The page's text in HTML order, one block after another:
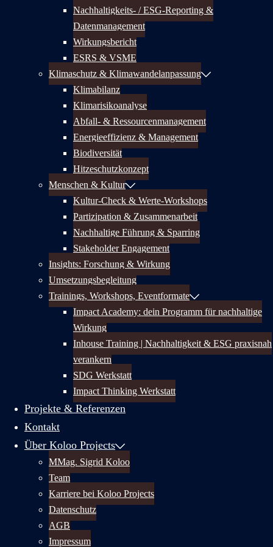
Nachhaltigkeits- / ESG-Reporting &
Datenmanagement
Wirkungsbericht
ESRS & VSME
Klimaschutz & Klimawandelanpassung
Klimabilanz
Klimarisikoanalyse
Abfall- & Ressourcenmanagement
Energieeffizienz & Management
Biodiversität
Hitzeschutzkonzept
Menschen & Kultur
Kultur-Check & Werte-Workshops
Partizipation & Zusammenarbeit
Nachhaltige Führung & Sparring
Stakeholder Engagement
Insights: Forschung & Wirkung
Umsetzungsbegleitung
Trainings, Workshops, Eventformate
Impact Academy: dein Programm für nachhaltige
Wirkung
Inhouse Training | Nachhaltigkeit & ESG praxisnah
verankern
SDG Werkstatt
Impact Thinking Werkstatt
Projekte & Referenzen
Kontakt
Über Koloo Projects
MMag. Sigrid Koloo
Team
Karriere bei Koloo Projects
Datenschutz
AGB
Impressum